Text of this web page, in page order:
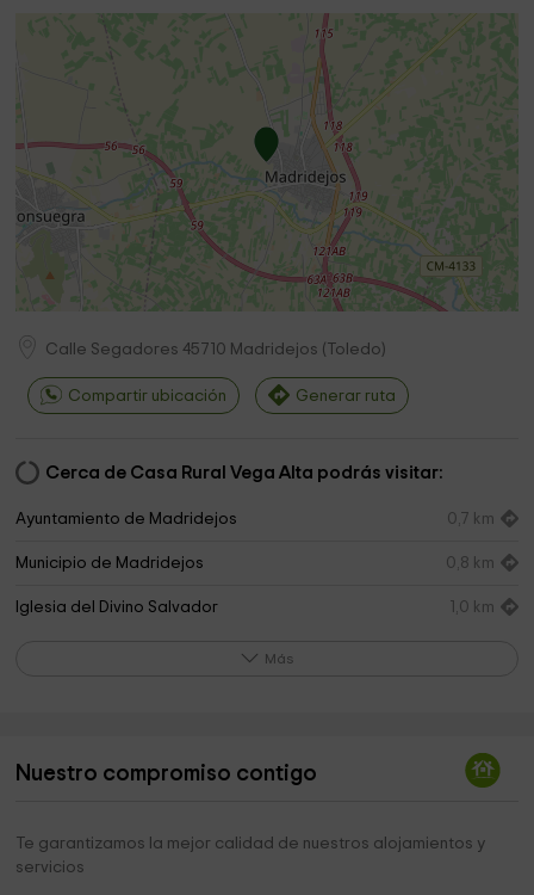
Calle Segadores 45710 Madridejos ( Toledo)
Compartir ubicación Generar ruta
Cerca de Casa Rural Vega Alta podrás visitar:
Ayuntamiento de Madridejos 0,7 km
Municipio de Madridejos 0,8 km
Iglesia del Divino Salvador 1,0 km
Saffron and Ethnographic Museum
Finca-Bodas&Eventos - Quinta Real De Pinares 1,8 km
Parque
Más
Nuestro compromiso contigo
Te garantizamos la mejor calidad de nuestros alojamientos y
servicios